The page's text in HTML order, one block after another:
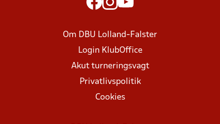
Om DBU Lolland-Falster
Login KlubOffice
Akut turneringsvagt
Privatlivspolitik
Cookies